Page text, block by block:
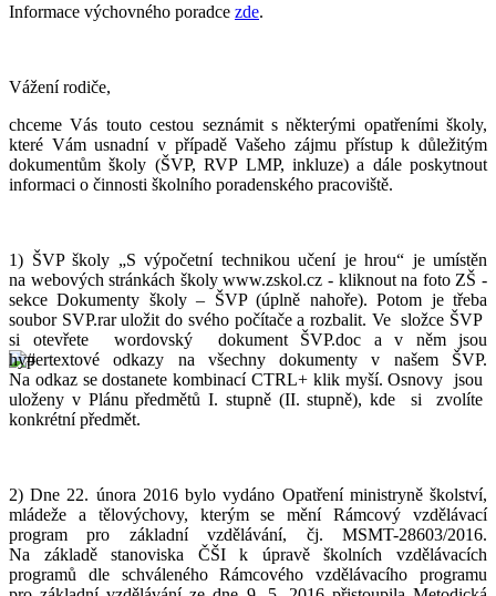
Informace výchovného poradce zde.
Vážení rodiče,
chceme Vás touto cestou seznámit s některými opatřeními školy,
které Vám usnadní v případě Vašeho zájmu přístup k důležitým
dokumentům školy (ŠVP, RVP LMP, inkluze) a dále poskytnout
informaci o činnosti školního poradenského pracoviště.
1) ŠVP školy „S výpočetní technikou učení je hrou“ je umístěn
na webových stránkách školy www.zskol.cz - kliknout na foto ZŠ -
sekce Dokumenty školy – ŠVP (úplně nahoře). Potom je třeba
soubor SVP.rar uložit do svého počítače a rozbalit. Ve složce ŠVP
si otevřete wordovský dokument ŠVP.doc a v něm jsou
hypertextové odkazy na všechny dokumenty v našem ŠVP.
Na odkaz se dostanete kombinací CTRL+ klik myší. Osnovy jsou
uloženy v Plánu předmětů I. stupně (II. stupně), kde si zvolíte
konkrétní předmět.
2) Dne 22. února 2016 bylo vydáno Opatření ministryně školství,
mládeže a tělovýchovy, kterým se mění Rámcový vzdělávací
program pro základní vzdělávání, čj. MSMT-28603/2016.
Na základě stanoviska ČŠI k úpravě školních vzdělávacích
programů dle schváleného Rámcového vzdělávacího programu